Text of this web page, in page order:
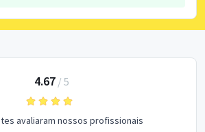
4.67/ 5
avaliaram nossos profissionais